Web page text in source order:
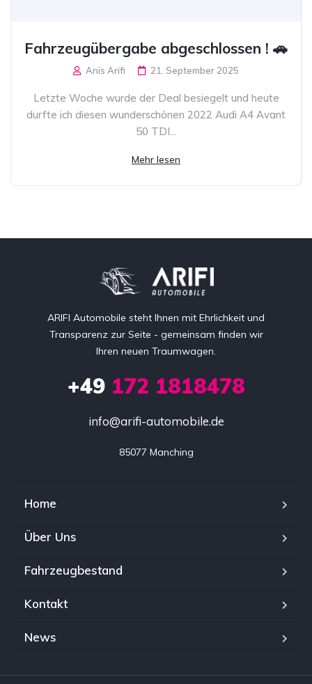
Fahrzeugübergabe abgeschlossen ! 🚗
Anis Arifi 21. September 2025
Letzte Woche wurde der Deal besiegelt und heute
durfte ich diesen wunderschönen 2022 Audi A4 Avant
50 TDI...
Mehr lesen
ARIFI Automobile steht Ihnen mit Ehrlichkeit und
Transparenz zur Seite - gemeinsam finden wir
Ihren neuen Traumwagen.
+49172 1818478
info@arifi-automobile.de
85077 Manching
Home
Über Uns
Fahrzeugbestand
Kontakt
News